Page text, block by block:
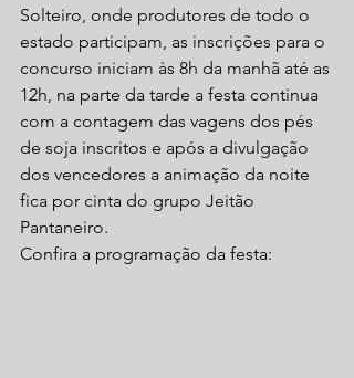
Solteiro, onde produtores de todo o
estado participam, as inscrições para o
concurso iniciam às 8h da manhã até as
12h, na parte da tarde a festa continua
com a contagem das vagens dos pés
de soja inscritos e após a divulgação
dos vencedores a animação da noite
fica por cinta do grupo Jeitão
Pantaneiro.
Confira a programação da festa: